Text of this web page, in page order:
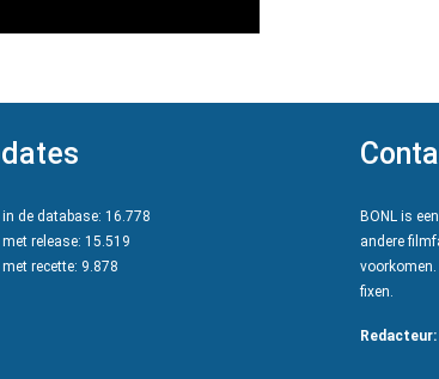
in de database: 16.778
met release: 15.519
recette: 9.878
BONL is
andere
fixen.
Redacteur: